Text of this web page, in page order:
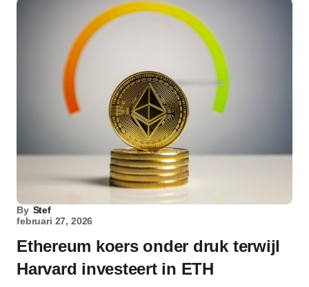
By Stef
februari 27, 2026
Ethereum koers onder druk terwijl
Harvard investeert in ETH